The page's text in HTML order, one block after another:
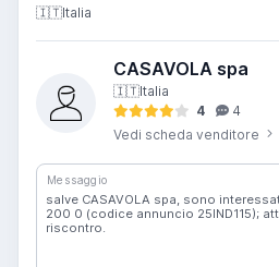
🇮🇹Italia
CASAVOLA spa
🇮🇹Italia
4
4
Vedi scheda venditore
Messaggio